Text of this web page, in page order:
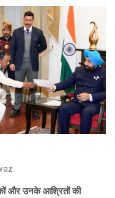
और उनके आश्रितों की